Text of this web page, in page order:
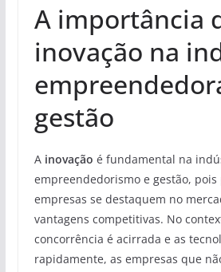
A importância
inovação na
gestão
A inovação é fundamental na
empreendedorismo e gestão,
empresas se destaquem no
vantagens competitivas. No
concorrência é acirrada e as
rapidamente, as empresas que